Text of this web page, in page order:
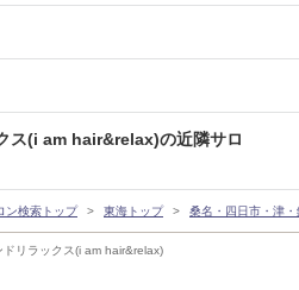
ドリラックス(i am hair&relax)
ス(i am hair&relax)の近隣サロ
ン検索トップ 東海トップ 桑名・四日市・津